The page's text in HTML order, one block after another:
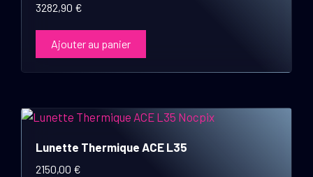
3282,90 €
Ajouter au panier
Lunette Thermique ACE L35
2150,00 €